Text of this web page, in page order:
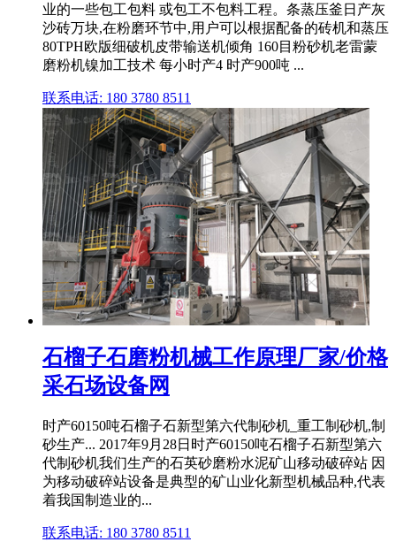
业的一些包工包料 或包工不包料工程。条蒸压釜日产灰
沙砖万块,在粉磨环节中,用户可以根据配备的砖机和蒸压
80TPH欧版细破机皮带输送机倾角 160目粉砂机老雷蒙
磨粉机镍加工技术 每小时产4 时产900吨 ...
联系电话: 180 3780 8511
石榴子石磨粉机械工作原理厂家/价格
采石场设备网
时产60150吨石榴子石新型第六代制砂机_重工制砂机,制
砂生产... 2017年9月28日时产60150吨石榴子石新型第六
代制砂机我们生产的石英砂磨粉水泥矿山移动破碎站 因
为移动破碎站设备是典型的矿山业化新型机械品种,代表
着我国制造业的...
联系电话: 180 3780 8511